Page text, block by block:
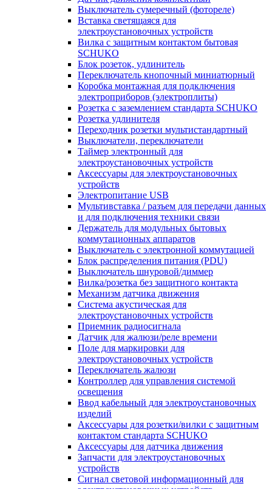
Выключатель сумеречный (фотореле)
Вставка светящаяся для
электроустановочных устройств
Вилка с защитным контактом бытовая
SCHUKO
Блок розеток, удлинитель
Переключатель кнопочный миниатюрный
Коробка монтажная для подключения
электроприборов (электроплиты)
Розетка с заземлением стандарта SCHUKO
Розетка удлинителя
Переходник розетки мультистандартный
Выключатели, переключатели
Таймер электронный для
электроустановочных устройств
Аксессуары для электроустановочных
устройств
Электропитание USB
Мультивставка / разъем для передачи данных
и для подключения техники связи
Держатель для модульных бытовых
коммутационных аппаратов
Выключатель с электронной коммутацией
Блок распределения питания (PDU)
Выключатель шнуровой/диммер
Вилка/розетка без защитного контакта
Механизм датчика движения
Система акустическая для
электроустановочных устройств
Приемник радиосигнала
Датчик для жалюзи/реле времени
Поле для маркировки для
электроустановочных устройств
Переключатель жалюзи
Контроллер для управления системой
освещения
Ввод кабельный для электроустановочных
изделий
Аксессуары для розетки/вилки с защитным
контактом стандарта SCHUKO
Аксессуары для датчика движения
Запчасти для электроустановочных
устройств
Сигнал световой информационный для